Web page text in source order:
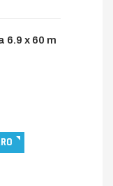
6.9 x 60 m